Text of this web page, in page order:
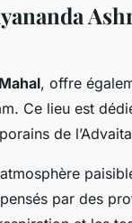
, offre
Ce lieu est
de
par des